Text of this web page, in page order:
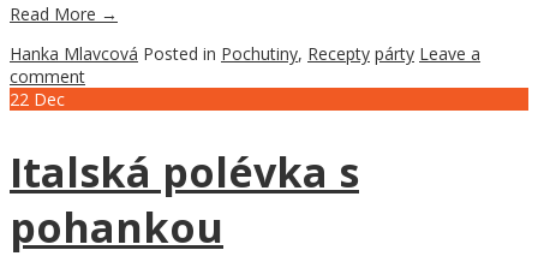
Read More →
Hanka Mlavcová Posted in Pochutiny, Recepty párty Leave a
comment
22 Dec
Italská polévka s
pohankou